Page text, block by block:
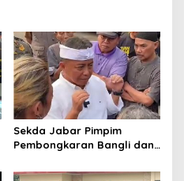
Sekda Jabar Pimpim
Pembongkaran Bangli dan
Kiaracondong